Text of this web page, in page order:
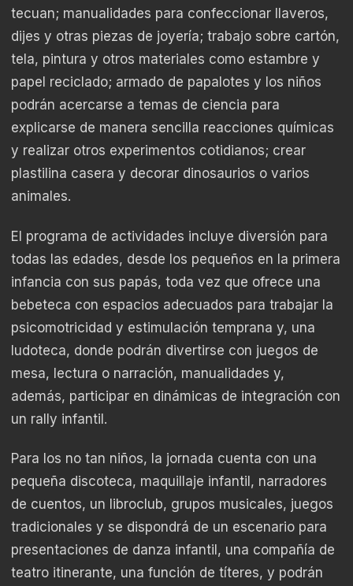
tecuan; manualidades para confeccionar llaveros,
dijes y otras piezas de joyería; trabajo sobre cartón,
tela, pintura y otros materiales como estambre y
papel reciclado; armado de papalotes y los niños
podrán acercarse a temas de ciencia para
explicarse de manera sencilla reacciones químicas
y realizar otros experimentos cotidianos; crear
plastilina casera y decorar dinosaurios o varios
animales.
El programa de actividades incluye diversión para
todas las edades, desde los pequeños en la primera
infancia con sus papás, toda vez que ofrece una
bebeteca con espacios adecuados para trabajar la
psicomotricidad y estimulación temprana y, una
ludoteca, donde podrán divertirse con juegos de
mesa, lectura o narración, manualidades y,
además, participar en dinámicas de integración con
un rally infantil.
Para los no tan niños, la jornada cuenta con una
pequeña discoteca, maquillaje infantil, narradores
de cuentos, un libroclub, grupos musicales, juegos
tradicionales y se dispondrá de un escenario para
presentaciones de danza infantil, una compañía de
teatro itinerante, una función de títeres, y podrán